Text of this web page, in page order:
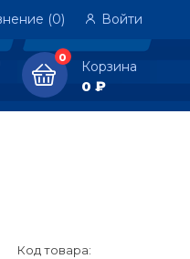
(0) Войти
0
Корзина
0 ₽
Код товара: